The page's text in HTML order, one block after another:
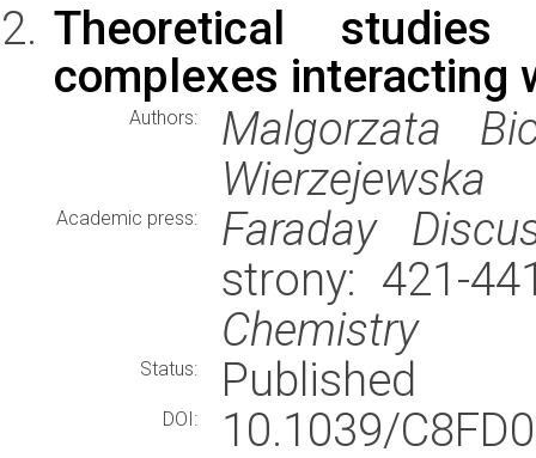
Theoretical
complexes interacting
Authors:
Malgorzata
Wierzejewska
Academic press:
Faraday
strony: 421-
Chemistry
Status: Published
DOI:
10.1039/